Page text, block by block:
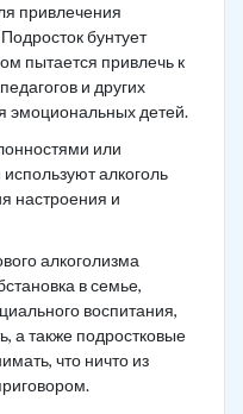
привлечения
бунтует
пытается привлечь к
и других
эмоциональных детей.
или
алкоголь
настроения и
алкоголизма
в семье,
воспитания,
а также подростковые
что ничто из